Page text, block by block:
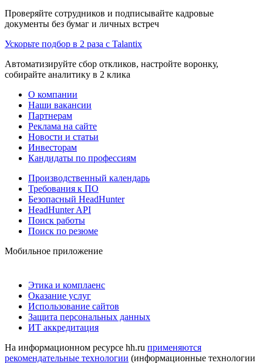
Проверяйте сотрудников и подписывайте кадровые
документы без бумаг и личных встреч
Ускорьте подбор в 2 раза с Talantix
Автоматизируйте сбор откликов, настройте воронку,
собирайте аналитику в 2 клика
О компании
Наши вакансии
Партнерам
Реклама на сайте
Новости и статьи
Инвесторам
Кандидаты по профессиям
Производственный календарь
Требования к ПО
Безопасный HeadHunter
HeadHunter API
Поиск работы
Поиск по резюме
Мобильное приложение
Этика и комплаенс
Оказание услуг
Использование сайтов
Защита персональных данных
ИТ аккредитация
На информационном ресурсе hh.ru применяются
рекомендательные технологии (информационные технологии